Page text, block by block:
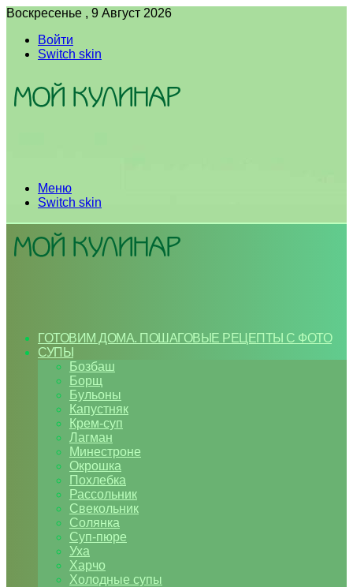
Воскресенье , 9 Август 2026
Войти
Switch skin
Меню
Switch skin
ГОТОВИМ ДОМА. ПОШАГОВЫЕ РЕЦЕПТЫ С ФОТО
СУПЫ
Бозбаш
Борщ
Бульоны
Капустняк
Крем-суп
Лагман
Минестроне
Окрошка
Похлебка
Рассольник
Свекольник
Солянка
Суп-пюре
Уха
Харчо
Холодные супы